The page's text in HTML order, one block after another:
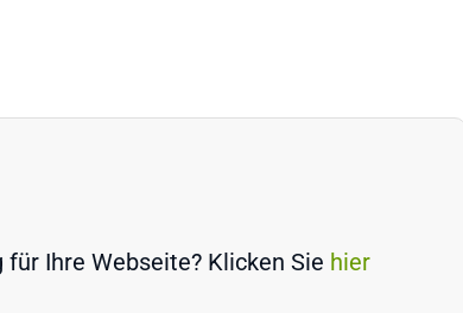
Ihre Webseite? Klicken Sie hier